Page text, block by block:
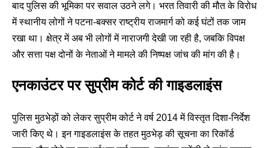
बाद पुलिस की भूमिका पर सवाल उठने लगे। भरत तिवारी की मौत के विरोध
में स्थानीय लोगों ने पटना-बक्सर राष्ट्रीय राजमार्ग को कई घंटों तक जाम
रखा था। क्षेत्र में अब भी लोगों में नाराजगी देखी जा रही है, जबकि विपक्ष
और सत्ता पक्ष दोनों के नेताओं ने मामले की निष्पक्ष जांच की मांग की है।
एनकाउंटर पर सुप्रीम कोर्ट की गाइडलाइंस
पुलिस मुठभेड़ों को लेकर सुप्रीम कोर्ट ने वर्ष 2014 में विस्तृत दिशा-निर्देश
जारी किए थे। इन गाइडलाइंस के तहत मुठभेड़ की सूचना का रिकॉर्ड